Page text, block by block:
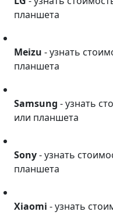
планшета
Meizu - узнать
планшета
Samsung - узнать
или планшета
Sony- узнать
планшета
Xiaomi - узнать